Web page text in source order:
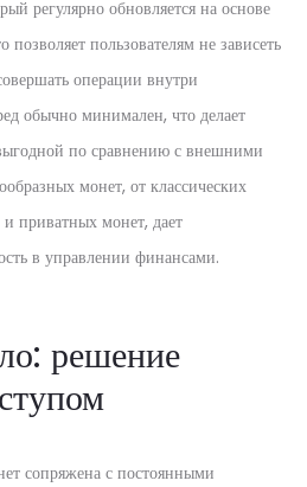
регулярно обновляется на основе
пользователям не зависеть
операции внутри
обычно минимален, что делает
по сравнению с внешними
монет, от классических
приватных монет, дает
в управлении финансами.
решение
сопряжена с постоянными